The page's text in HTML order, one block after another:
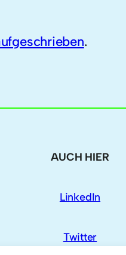
.
AUCH HIER
LinkedIn
Twitter